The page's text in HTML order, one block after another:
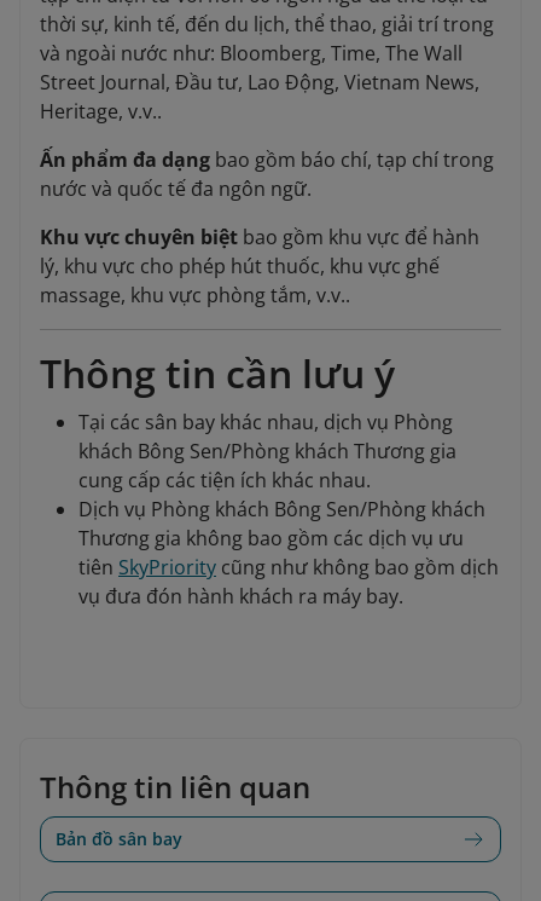
thời sự, kinh tế, đến du lịch, thể thao, giải trí trong
và ngoài nước như: Bloomberg, Time, The Wall
Street Journal, Đầu tư, Lao Động, Vietnam News,
Heritage, v.v..
Ấn phẩm đa dạng bao gồm báo chí, tạp chí trong
nước và quốc tế đa ngôn ngữ.
Khu vực chuyên biệt bao gồm khu vực để hành
lý, khu vực cho phép hút thuốc, khu vực ghế
massage, khu vực phòng tắm, v.v..
Thông tin cần lưu ý
Tại các sân bay khác nhau, dịch vụ Phòng
khách Bông Sen/Phòng khách Thương gia
cung cấp các tiện ích khác nhau.
Dịch vụ Phòng khách Bông Sen/Phòng khách
Thương gia không bao gồm các dịch vụ ưu
tiên SkyPriority cũng như không bao gồm dịch
vụ đưa đón hành khách ra máy bay.
Thông tin liên quan
Bản đồ sân bay